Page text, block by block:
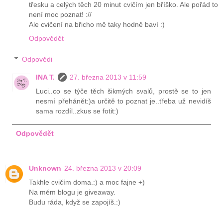
třesku a celých těch 20 minut cvičím jen bříško. Ale pořád to
není moc poznat! ://
Ale cvičení na břicho mě taky hodně baví :)
Odpovědět
Odpovědi
INA T.
27. března 2013 v 11:59
Luci..co se týče těch šikmých svalů, prostě se to jen
nesmí přehánět:)a určitě to poznat je..třeba už nevidíš
sama rozdíl..zkus se fotit:)
Odpovědět
Unknown 24. března 2013 v 20:09
Takhle cvičím doma.:) a moc fajne +)
Na mém blogu je giveaway.
Budu ráda, když se zapojíš.:)